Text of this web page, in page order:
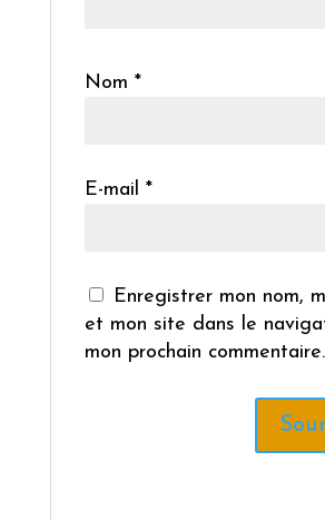
Nom *
E-mail *
Enregistrer mon nom,
et mon site dans le
mon prochain commentaire.